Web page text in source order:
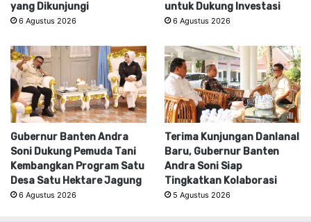
yang Dikunjungi
6 Agustus 2026
untuk Dukung Investasi
6 Agustus 2026
Gubernur Banten Andra
Soni Dukung Pemuda Tani
Kembangkan Program Satu
Desa Satu Hektare Jagung
6 Agustus 2026
Terima Kunjungan Danlanal
Baru, Gubernur Banten
Andra Soni Siap
Tingkatkan Kolaborasi
5 Agustus 2026